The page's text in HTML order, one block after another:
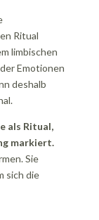
Ritual
limbischen
Emotionen
deshalb
als Ritual,
markiert.
Sie
sich die